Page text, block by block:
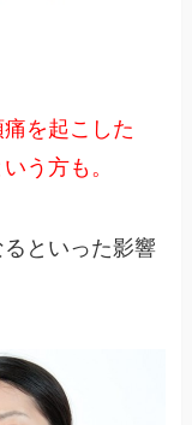
を起こした
う方も。
といった影響